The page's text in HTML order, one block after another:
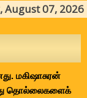
07, 2026
மகிஷாசுரன்
தொல்லைகளைக்